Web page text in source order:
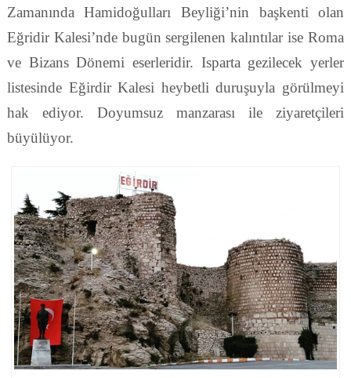
Zamanında Hamidoğulları Beyliği’nin başkenti olan
Eğridir Kalesi’nde bugün sergilenen kalıntılar ise Roma
ve Bizans Dönemi eserleridir. Isparta gezilecek yerler
listesinde Eğirdir Kalesi heybetli duruşuyla görülmeyi
hak ediyor. Doyumsuz manzarası ile ziyaretçileri
büyülüyor.